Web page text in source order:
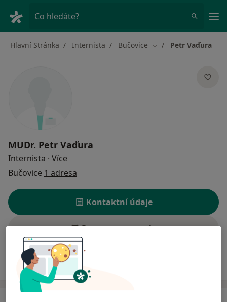
Co hledáte?
Hlavní Stránka Internista Bučovice Změna města
Petr Vaďura
MUDr. Petr Vaďura
Internista · Více
Bučovice 1 adresa
Kontaktní údaje
Rezervovat termín
Ceník